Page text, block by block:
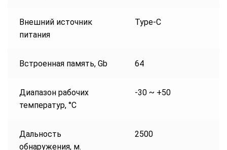
Внешний источник
питания
Type-C
Встроенная память, Gb 64
Диапазон рабочих
температур, °C
-30 ~ +50
Дальность
обнаружения, м.
2500